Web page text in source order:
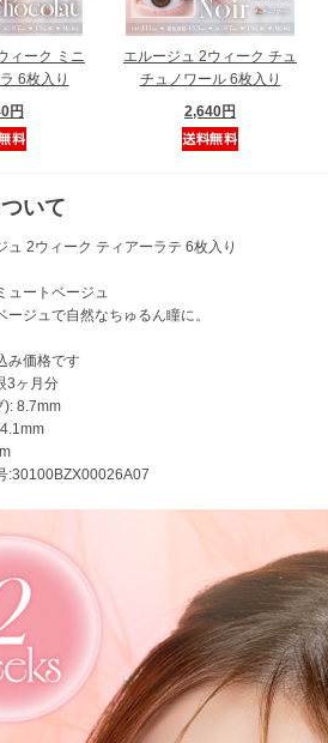
ィーク ミニ
6枚入り
円
エルージュ 2ウィーク チュ
チュノワール 6枚入り
2,640円
いて
ュ 2ウィーク ティアーラテ 6枚入り
ュートベージュ
ージュで自然なちゅるん瞳に。
み価格です
3ヶ月分
): 8.7mm
:30100BZX00026A07